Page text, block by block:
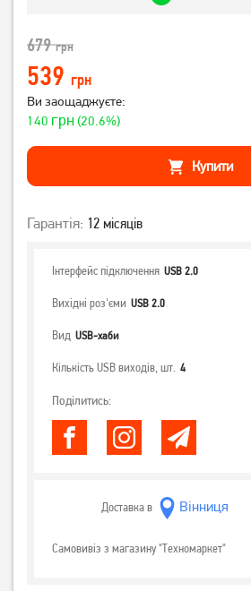
679грн
539 грн
Ви заощаджуєте:
140 грн(20.6%)
Купити
Гарантія: 12 місяців
Інтерфейс підключення USB 2.0
Вихідні роз'єми USB 2.0
Вид USB-хаби
Кількість USB виходів, шт. 4
Поділитись:
Доставка в
Самовивіз з магазину "Техномаркет"